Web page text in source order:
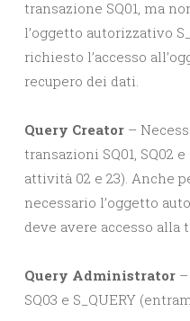
transazione SQ01, ma
l’oggetto autorizzativo
richiesto l’accesso
recupero dei dati.
Query Creator –
transazioni SQ01, SQ02
attività 02 e 23). Anche
necessario l’oggetto
deve avere accesso alla
Query Administrator
SQ03 e S_QUERY